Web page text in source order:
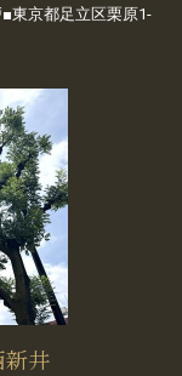
東京都足立区栗原1-
新井